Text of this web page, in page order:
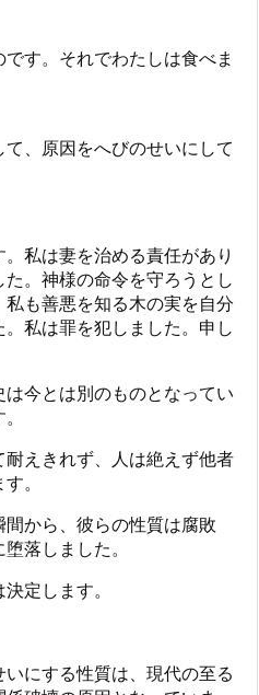
です。それでわたしは食べま
、原因をへびのせいにして
。私は妻を治める責任があり
。神様の命令を守ろうとし
も善悪を知る木の実を自分
私は罪を犯しました。申し
今とは別のものとなってい
えきれず、人は絶えず他者
。
から、彼らの性質は腐敗
落しました。
定します。
にする性質は、現代の至る